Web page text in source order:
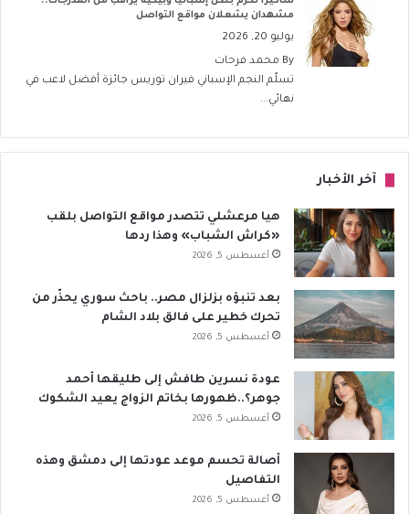
مشهدان يشعلان مواقع التواصل
يوليو 20, 2026
By محمد فرحات
تسلّم النجم الإسباني فيران توريس جائزة أفضل لاعب في
نهائي...
آخر الأخبار
هيا مرعشلي تتصدر مواقع التواصل بلقب
«كراش الشباب» وهذا ردها
أغسطس 5, 2026
بعد تنبؤه بزلزال مصر.. باحث سوري يحذّر من
تحرك خطير على فالق بلاد الشام
أغسطس 5, 2026
عودة نسرين طافش إلى طليقها أحمد
جوهر؟..ظهورها بخاتم الزواج يعيد الشكوك
أغسطس 5, 2026
أصالة تحسم موعد عودتها إلى دمشق وهذه
التفاصيل
أغسطس 5, 2026